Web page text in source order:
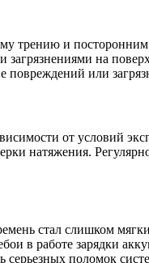
трению и
на
повреждений или
от условий
натяжения.
стал слишком
в работе зарядки
серьезных поломок